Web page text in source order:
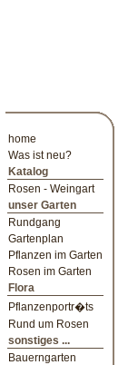
home
Was ist neu?
Katalog
Rosen - Weingart
unser Garten
Rundgang
Gartenplan
Pflanzen im Garten
Rosen im Garten
Flora
Pflanzenportr�ts
Rund um Rosen
sonstiges ...
Bauerngarten